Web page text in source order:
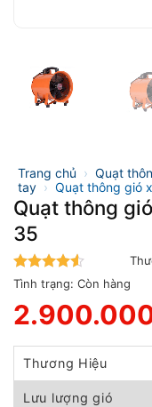
Trang chủ › Quạt
tay › Quạt thông gió
Quạt thông
35
4.5trên 5
Tình trạng: Còn hàng
gốc
là:
3.220.000 ₫.
hiện
tại
2.900.000 ₫.
Thương Hiệu
Lưu lượng gió